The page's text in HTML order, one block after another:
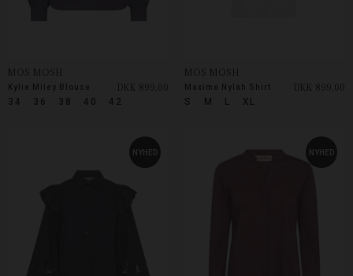
34 36 38 40 42
MOS MOSH
Kylie Miley Blouse DKK 899,00
S M L XL
MOS MOSH
Maxime Nylah Shirt DKK 899,00
NYHED NYHED